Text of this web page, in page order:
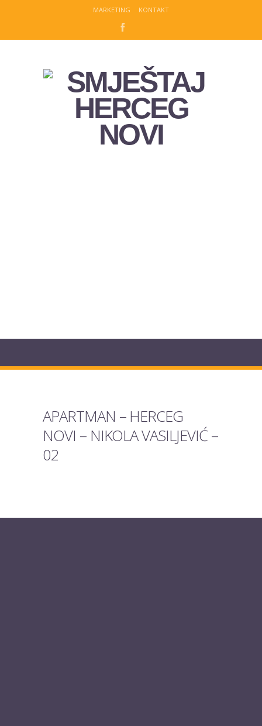
MARKETING KONTAKT
APARTMAN – HERCEG
NOVI – NIKOLA VASILJEVIĆ –
02